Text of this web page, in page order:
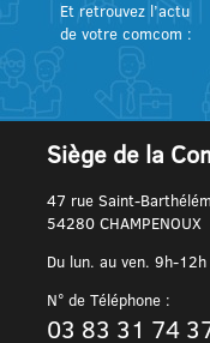
Et retrouvez l’actu
de votre comcom :
Siège de la
47 rue Saint-
54280 CHAMPENOUX
Du lun. au ven. 9h-
N° de Téléphone :
03 83 31 74